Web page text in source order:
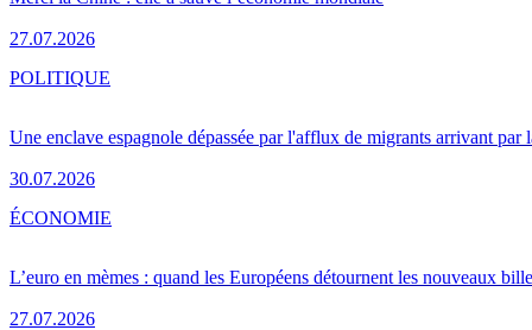
27.07.2026
Une enclave espagnole dépassée par l'afflux de migrants arrivant par
30.07.2026
POLITIQUE
L’euro en mèmes : quand les Européens détournent les nouveaux
27.07.2026
ÉCONOMIE